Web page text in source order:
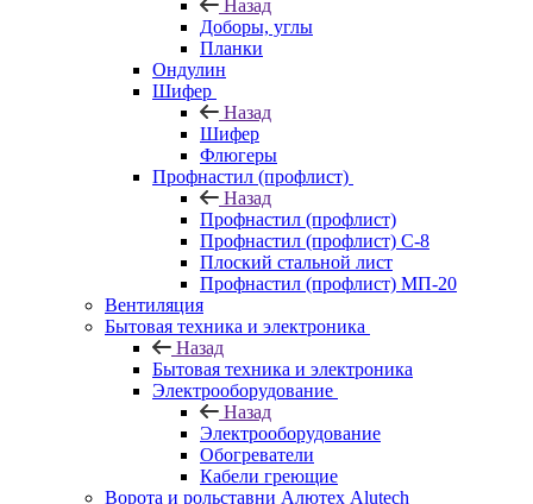
Назад
Доборы, углы
Планки
Ондулин
Шифер
Назад
Шифер
Флюгеры
Профнастил (профлист)
Назад
Профнастил (профлист)
Профнастил (профлист) С-8
Плоский стальной лист
Профнастил (профлист) МП-20
Вентиляция
Бытовая техника и электроника
Назад
Бытовая техника и электроника
Электрооборудование
Назад
Электрооборудование
Обогреватели
Кабели греющие
Ворота и рольставни Алютех Alutech